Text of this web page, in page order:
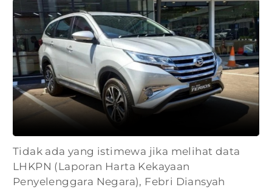
Tidak ada yang istimewa jika melihat data
LHKPN (Laporan Harta Kekayaan
Penyelenggara Negara), Febri Diansyah